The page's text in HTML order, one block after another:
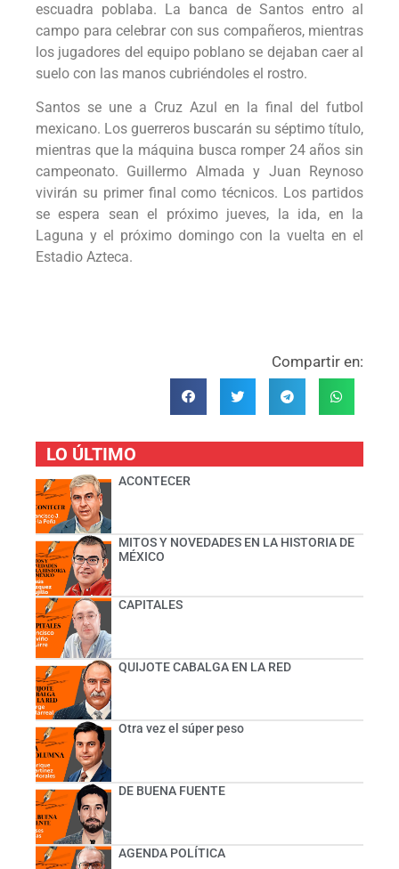
escuadra poblaba. La banca de Santos entro al
campo para celebrar con sus compañeros, mientras
los jugadores del equipo poblano se dejaban caer al
suelo con las manos cubriéndoles el rostro.
Santos se une a Cruz Azul en la final del futbol
mexicano. Los guerreros buscarán su séptimo título,
mientras que la máquina busca romper 24 años sin
campeonato. Guillermo Almada y Juan Reynoso
vivirán su primer final como técnicos. Los partidos
se espera sean el próximo jueves, la ida, en la
Laguna y el próximo domingo con la vuelta en el
Estadio Azteca.
Compartir en:
LO ÚLTIMO
ACONTECER
MITOS Y NOVEDADES EN LA HISTORIA DE
MÉXICO
CAPITALES
QUIJOTE CABALGA EN LA RED
Otra vez el súper peso
DE BUENA FUENTE
AGENDA POLÍTICA